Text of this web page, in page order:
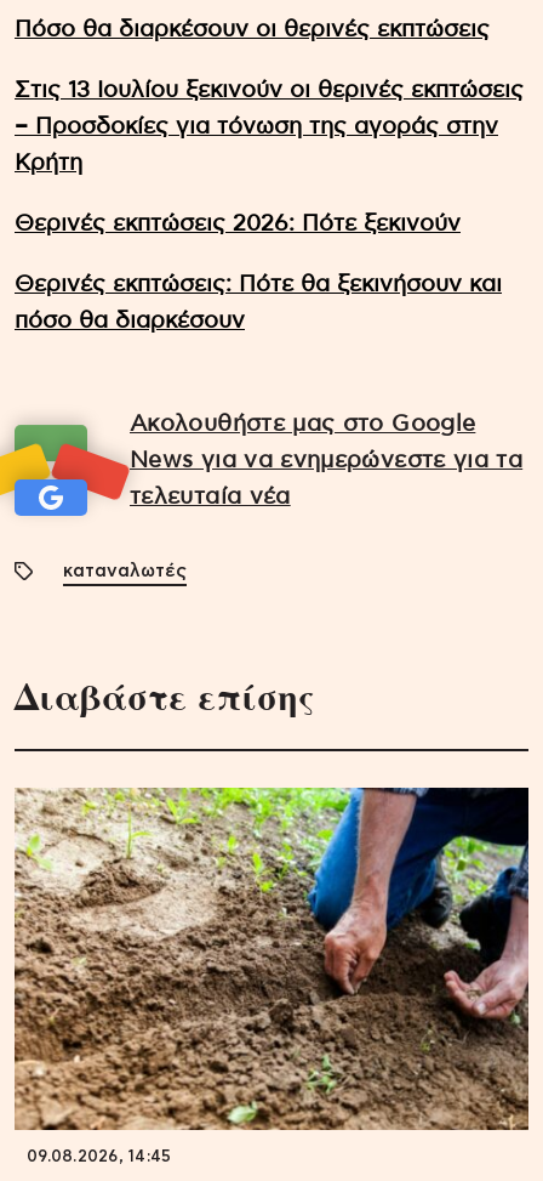
Πόσο θα διαρκέσουν οι θερινές εκπτώσεις
Στις 13 Ιουλίου ξεκινούν οι θερινές εκπτώσεις
– Προσδοκίες για τόνωση της αγοράς στην
Κρήτη
Θερινές εκπτώσεις 2026: Πότε ξεκινούν
Θερινές εκπτώσεις: Πότε θα ξεκινήσουν και
πόσο θα διαρκέσουν
Ακολουθήστε μας στο Google
News για να ενημερώνεστε για τα
τελευταία νέα
καταναλωτές
Διαβάστε επίσης
09.08.2026, 14:45